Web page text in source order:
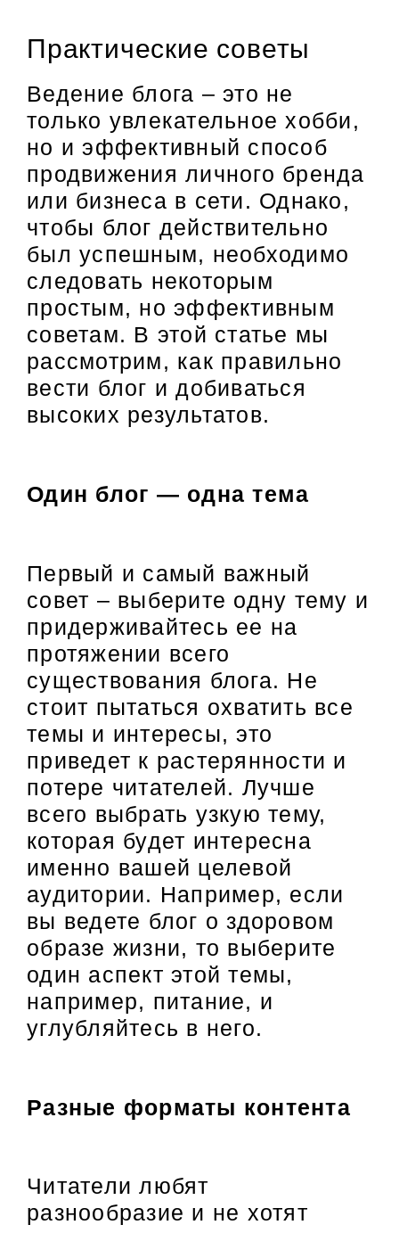
Практические советы
Ведение блога – это не
только увлекательное хобби,
но и эффективный способ
продвижения личного бренда
или бизнеса в сети. Однако,
чтобы блог действительно
был успешным, необходимо
следовать некоторым
простым, но эффективным
советам. В этой статье мы
рассмотрим, как правильно
вести блог и добиваться
высоких результатов.
Один блог — одна тема
Первый и самый важный
совет – выберите одну тему и
придерживайтесь ее на
протяжении всего
существования блога. Не
стоит пытаться охватить все
темы и интересы, это
приведет к растерянности и
потере читателей. Лучше
всего выбрать узкую тему,
которая будет интересна
именно вашей целевой
аудитории. Например, если
вы ведете блог о здоровом
образе жизни, то выберите
один аспект этой темы,
например, питание, и
углубляйтесь в него.
Разные форматы контента
Читатели любят
разнообразие и не хотят